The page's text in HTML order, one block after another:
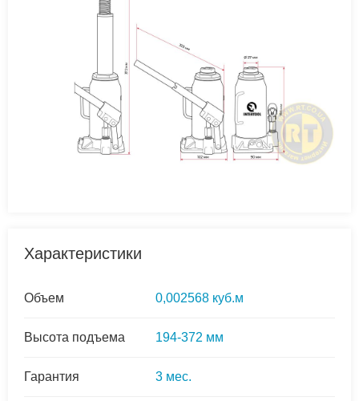
Характеристики
Объем 0,002568 куб.м
Высота подъема 194-372 мм
Гарантия 3 мес.